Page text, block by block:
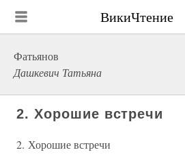
ВикиЧтение
Фатьянов
Дашкевич Татьяна
2. Хорошие встречи
2. Хорошие встречи